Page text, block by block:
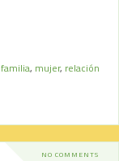
familia, mujer, relación
NO COMMENTS